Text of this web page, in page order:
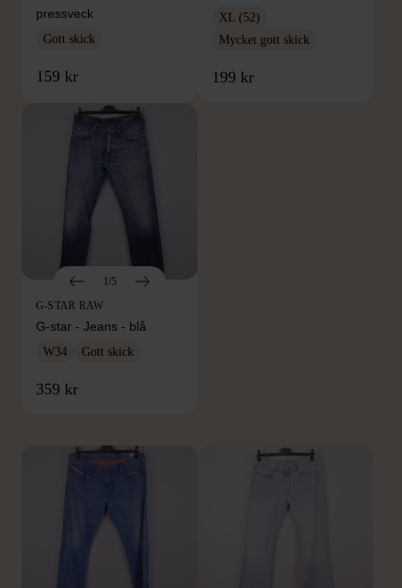
pressveck
Gott skick
159 kr
XL (52)
Mycket gott skick
199 kr
1/5
G-STAR RAW
G-star - Jeans - blå
W34 Gott skick
359 kr
FRÅN SAMMA VARUMÄRKE